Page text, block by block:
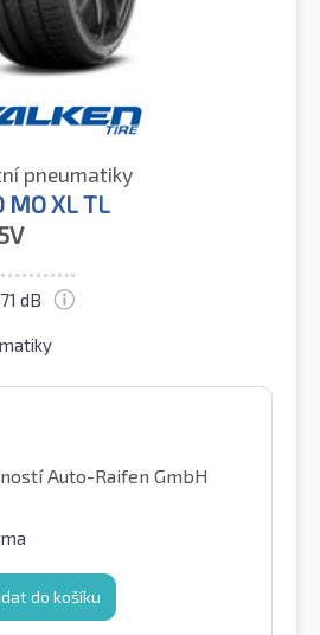
pneumatiky
MO XL TL
71 dB
Auto-Raifen GmbH
do košíku